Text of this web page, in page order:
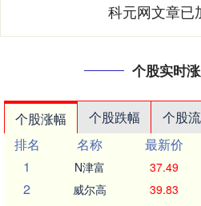
科元网文章已
个股实时
个股涨幅 个股跌幅 个股
排名
名称 最新价
1
N津富 37.49
2 威尔高 39.83